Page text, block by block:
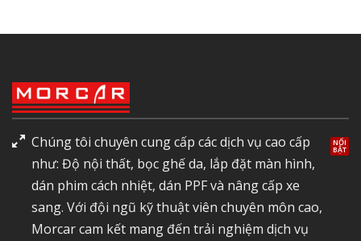
Chúng tôi chuyên cung cấp các dịch vụ cao cấp
như: Độ nội thất, bọc ghế da, lắp đặt màn hình,
dán phim cách nhiệt, dán PPF và nâng cấp xe
sang. Với đội ngũ kỹ thuật viên chuyên môn cao,
Morcar cam kết mang đến trải nghiệm dịch vụ